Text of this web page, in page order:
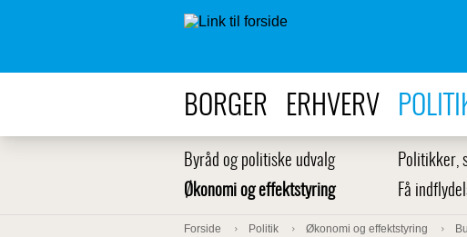
BORGER ERHVERV
Byråd og politiske udvalg Politikker,
Økonomi og effektstyring
Få
Forside Politik Økonomi og effektstyring